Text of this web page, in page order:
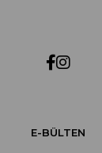
E-BÜLTEN